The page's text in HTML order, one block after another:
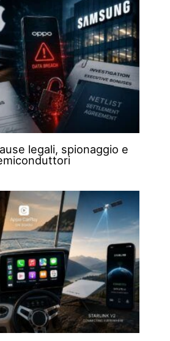
legali, spionaggio e